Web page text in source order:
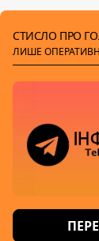
СТИСЛО ПРО
ЛИШЕ